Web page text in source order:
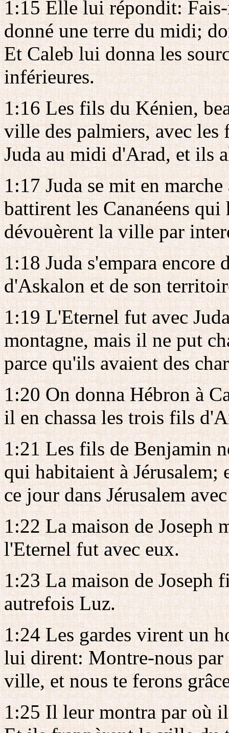
1:15 Elle lui répondit:
donné une terre du midi;
Et Caleb lui donna les
inférieures.
1:16 Les fils du Kénien,
ville des palmiers, avec les
Juda au midi d'Arad, et ils
1:17 Juda se mit en
battirent les Cananéens
dévouèrent la ville par
1:18 Juda s'empara encore
d'Askalon et de son
1:19 L'Eternel fut avec
montagne, mais il ne put
parce qu'ils avaient des
1:20 On donna Hébron à
il en chassa les trois fils
1:21 Les fils de Benjamin
qui habitaient à Jérusalem;
ce jour dans Jérusalem
1:22 La maison de Joseph
l'Eternel fut avec eux.
1:23 La maison de Joseph
autrefois Luz.
1:24 Les gardes virent un
lui dirent: Montre-nous par
ville, et nous te ferons
1:25 Il leur montra par où